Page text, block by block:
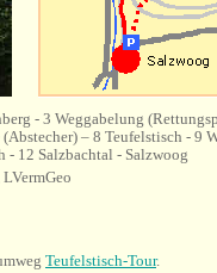
- 3 Weggabelung
– 8 Teufelstisch - 9
- 12 Salzbachtal - Salzwoog
Teufelstisch-Tour.